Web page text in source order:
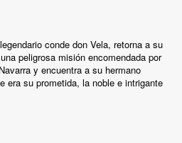
conde don Vela, retorna a su
peligrosa misión encomendada por
y encuentra a su hermano
era su prometida, la noble e intrigante